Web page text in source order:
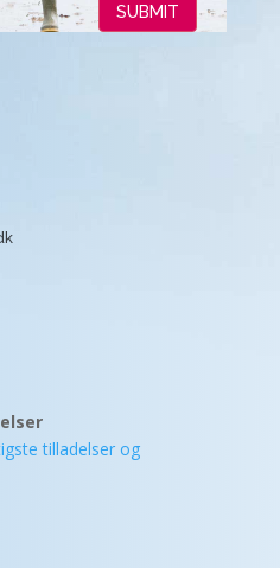
SUBMIT
tilladelser og